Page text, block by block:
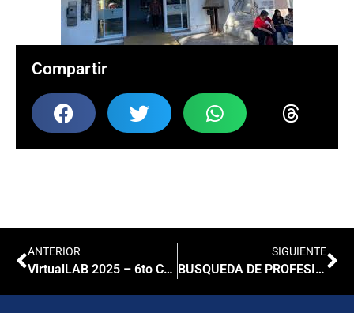
Compartir
ANTERIOR
VirtualLAB 2025 – 6to Congreso Virtual de Bioquímicos Clinico
SIGUIENTE
BUSQUEDA DE PROFESIONAL BIOQUIMICO/A